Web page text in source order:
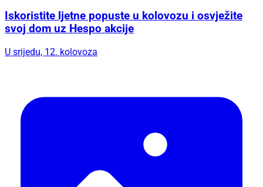
Iskoristite ljetne popuste u kolovozu i osvježite
svoj dom uz Hespo akcije
U srijedu, 12. kolovoza